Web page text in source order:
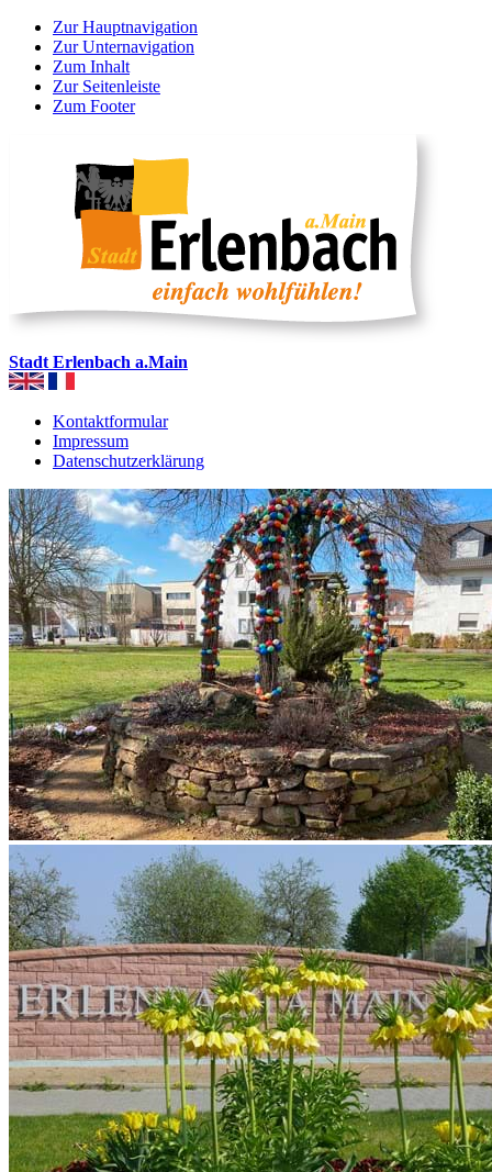
Zur Hauptnavigation
Zur Unternavigation
Zum Inhalt
Zur Seitenleiste
Zum Footer
Stadt Erlenbach a.Main
Kontaktformular
Impressum
Datenschutzerklärung